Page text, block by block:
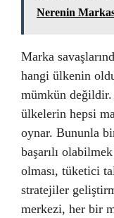
Nerenin
Marka
hangi ülkenin
mümkün
ülkelerin hepsi
oynar. Bununla
başarılı
olması, tüketici
stratejiler
merkezi, her bir